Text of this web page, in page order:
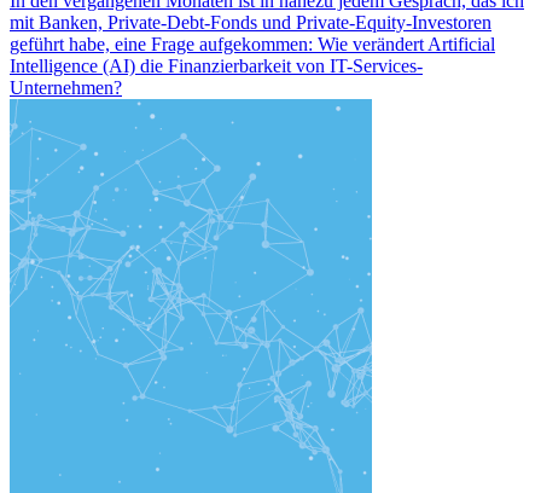
mit Banken, Private-Debt-Fonds und Private-Equity-Investoren
geführt habe, eine Frage aufgekommen: Wie verändert Artificial
Intelligence (AI) die Finanzierbarkeit von IT-Services-
Unternehmen?